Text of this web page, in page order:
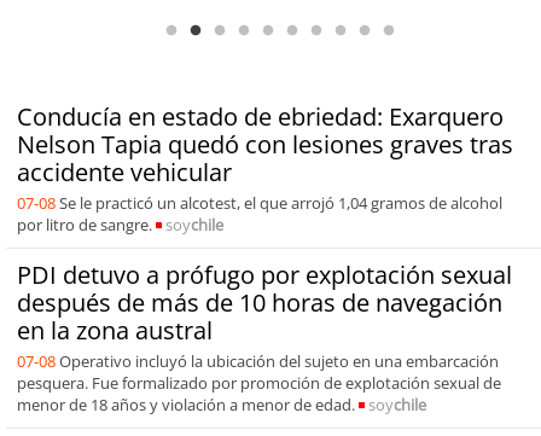
Conducía en estado de ebriedad: Exarquero
Nelson Tapia quedó con lesiones graves tras
accidente vehicular
07-08Se le practicó un alcotest, el que arrojó 1,04 gramos de alcohol
por litro de sangre.
soychile
PDI detuvo a prófugo por explotación sexual
después de más de 10 horas de navegación
en la zona austral
07-08Operativo incluyó la ubicación del sujeto en una embarcación
pesquera. Fue formalizado por promoción de explotación sexual de
menor de 18 años y violación a menor de edad.
soychile